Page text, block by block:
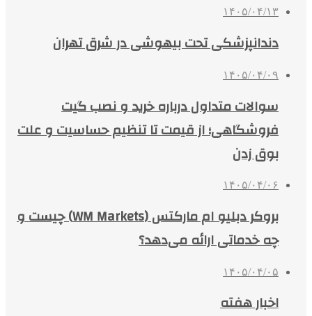
۱۴۰۵/۰۴/۱۳
دندانپزشکی تحت بیهوشی در شرق تهران
۱۴۰۵/۰۴/۰۹
سوالات متداول درباره خرید و نصب گیت
فروشگاهی؛ از قیمت تا تنظیم حساسیت و علت
بوق زدن
۱۴۰۵/۰۴/۰۶
بروکر دبلیو ام مارکتس (WM Markets) چیست و
چه خدماتی ارائه می‌دهد؟
۱۴۰۵/۰۴/۰۵
اخبار هفته